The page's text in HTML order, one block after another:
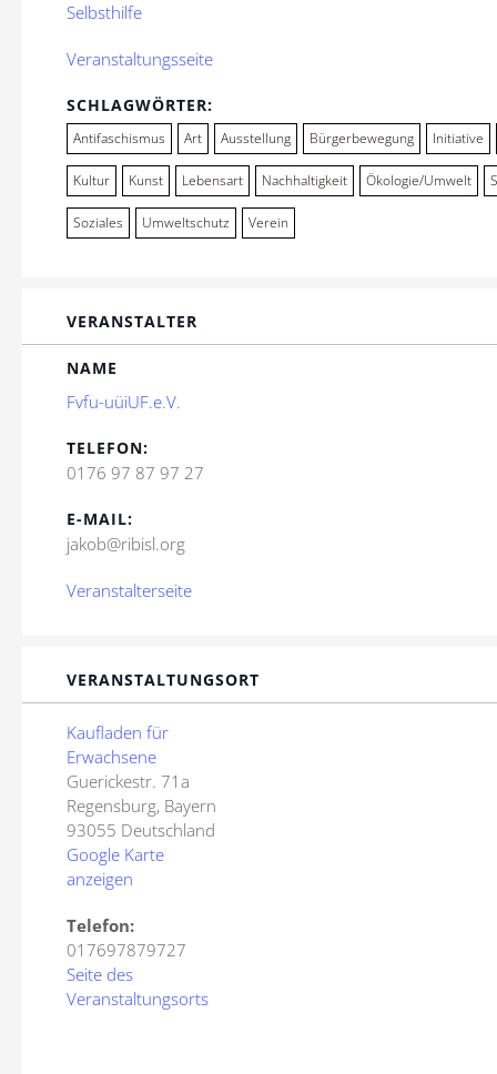
Selbsthilfe
Veranstaltungsseite
SCHLAGWÖRTER:
Antifaschismus Art Ausstellung Bürgerbewegung Initiative
Kultur Kunst Lebensart Nachhaltigkeit Ökologie/Umwelt
Soziales Umweltschutz Verein
VERANSTALTER
NAME
Fvfu-uüiUF.e.V.
TELEFON:
0176 97 87 97 27
E-MAIL:
jakob@ribisl.org
Veranstalterseite
VERANSTALTUNGSORT
Kaufladen für
Erwachsene
Guerickestr. 71a
Regensburg, Bayern
93055 Deutschland
Google Karte
anzeigen
Telefon:
017697879727
Seite des
Veranstaltungsorts